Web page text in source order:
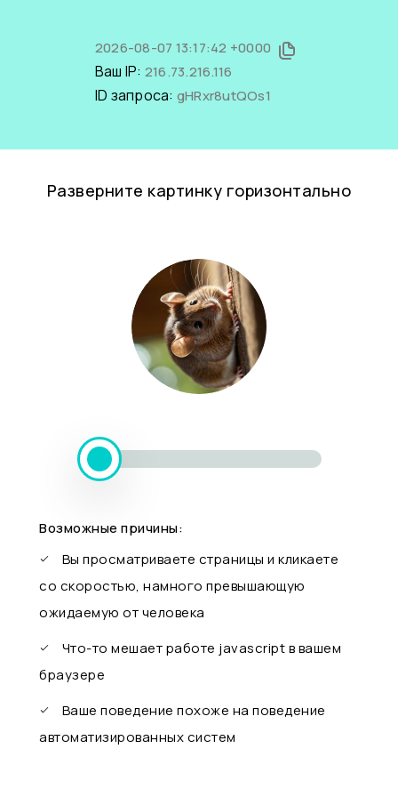
2026-08-07 13:17:42 +0000
Ваш IP: 216.73.216.116
ID запроса: gHRxr8utQOs1
Разверните картинку горизонтально
Возможные причины:
Вы просматриваете страницы и кликаете
со скоростью, намного превышающую
ожидаемую от человека
Что-то мешает работе javascript в вашем
браузере
Ваше поведение похоже на поведение
автоматизированных систем